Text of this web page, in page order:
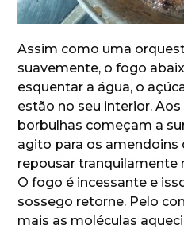
Assim como uma
suavemente, o fogo
esquentar a água, o
estão no seu interior.
borbulhas começam a
agito para os amendoins
repousar tranquilamente
O fogo é incessante e
sossego retorne. Pelo
mais as moléculas